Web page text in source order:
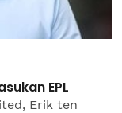
EPL
Erik ten